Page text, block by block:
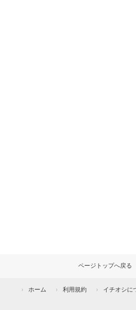
ページトップへ戻る
ホーム 利用規約 イチオシに